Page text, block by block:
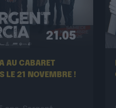
21.05
AU CABARET
LE 21 NOVEMBRE !